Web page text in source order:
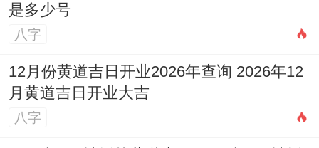
是多少号
八字
12月份黄道吉日开业2026年查询 2026年12
月黄道吉日开业大吉
八字